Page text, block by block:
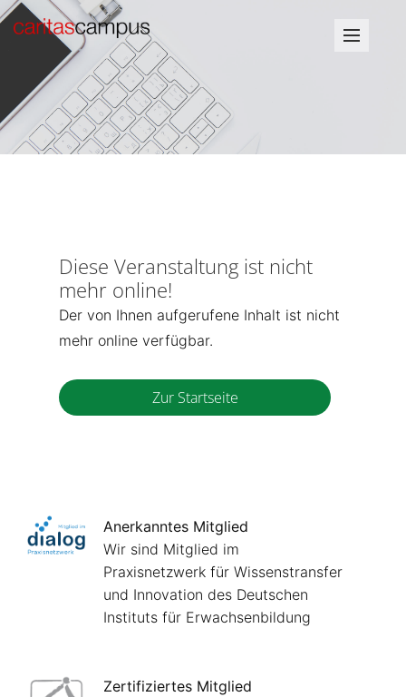
Diese Veranstaltung ist nicht
mehr online!
Der von Ihnen aufgerufene Inhalt ist nicht
mehr online verfügbar.
Zur Startseite
Anerkanntes Mitglied
Wir sind Mitglied im
Praxisnetzwerk für Wissenstransfer
und Innovation des Deutschen
Instituts für Erwachsenbildung
Zertifiziertes Mitglied